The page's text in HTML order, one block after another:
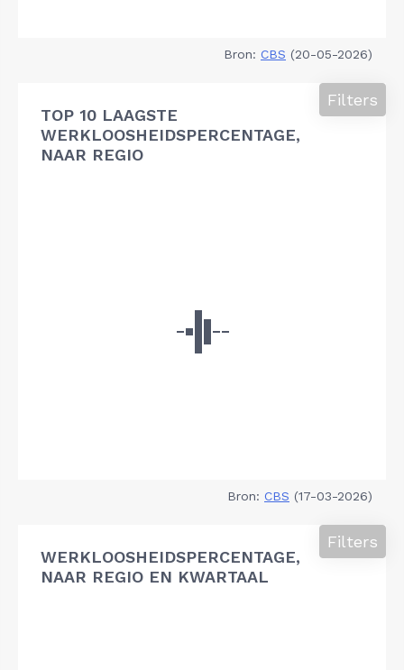
Bron: CBS (20-05-2026)
TOP 10 LAAGSTE
WERKLOOSHEIDSPERCENTAGE,
NAAR REGIO
Filters
Bron: CBS (17-03-2026)
WERKLOOSHEIDSPERCENTAGE,
NAAR REGIO EN KWARTAAL
Filters